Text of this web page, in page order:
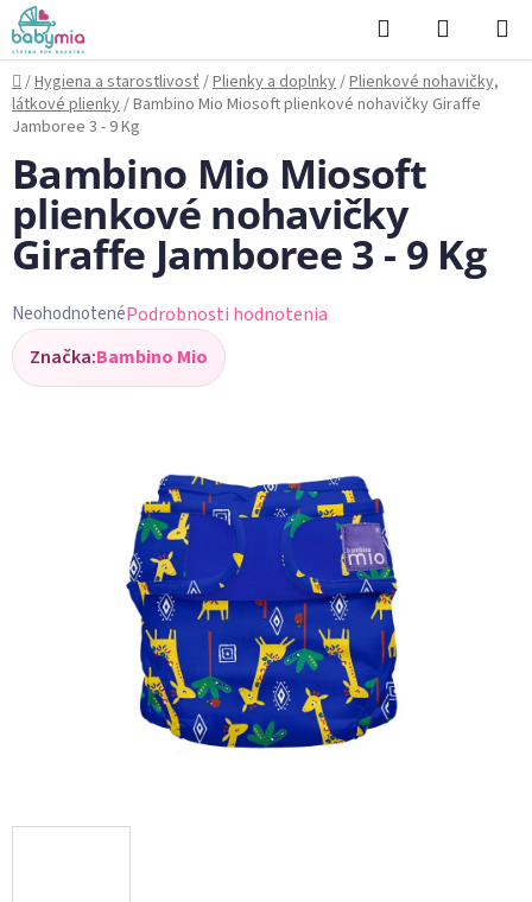
Prejsť
na
obsah
Hľadať
KOŠÍK
Domov
/Hygiena a starostlivosť/Plienky a doplnky/Plienkové nohavičky,
látkové plienky/Bambino Mio Miosoft plienkové nohavičky Giraffe
Jamboree 3 - 9 Kg
Bambino Mio Miosoft
plienkové nohavičky
Giraffe Jamboree 3 - 9 Kg
Priemerné
hodnotenie
produktu
NeohodnotenéPodrobnosti hodnotenia
Značka:Bambino Mio